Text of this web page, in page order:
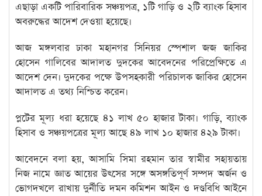
এছাড়া একটি পারিবারিক সঞ্চয়পত্র, ১টি গাড়ি ও ২টি ব্যাংক হিসাব
অবরুদ্ধের আদেশ দেওয়া হয়েছে।
আজ মঙ্গলবার ঢাকা মহানগর সিনিয়র স্পেশাল জজ জাকির
হোসেন গালিবের আদালত দুদকের আবেদনের পরিপ্রেক্ষিতে এ
আদেশ দেন। দুদকের পক্ষে উপসহকারী পরিচালক জাকির হোসেন
আদালত এ তথ্য নিশ্চিত করেন।
প্লটের মূল্য ধরা হয়েছে ৪১ লাখ ৫০ হাজার টাকা। গাড়ি, ব্যাংক
হিসাব ও সঞ্চয়পত্রের মূল্য আছে ৪৯ লাখ ১০ হাজার ৪২৯ টাকা।
আবেদনে বলা হয়, আসামি সিমা রহমান তার স্বামীর সহায়তায়
নিজ নামে জ্ঞাত আয়ের উৎসের সঙ্গে অসঙ্গতিপূর্ণ সম্পদ অর্জন ও
ভোগদখলে রাখায় দুর্নীতি দমন কমিশন আইন ও দণ্ডবিধি আইনে